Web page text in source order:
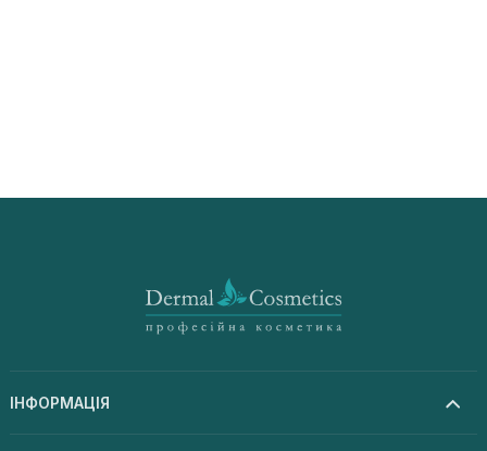
ІНФОРМАЦІЯ